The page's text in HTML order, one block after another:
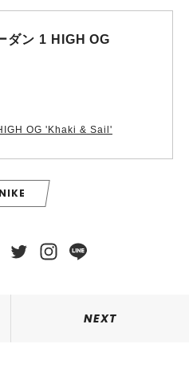
ダン 1 HIGH OG
OG 'Khaki & Sail'
NIKE
NEXT